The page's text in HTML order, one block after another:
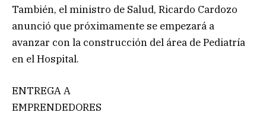
También, el ministro de Salud, Ricardo Cardozo
anunció que próximamente se empezará a
avanzar con la construcción del área de Pediatría
en el Hospital.
ENTREGA A
EMPRENDEDORES